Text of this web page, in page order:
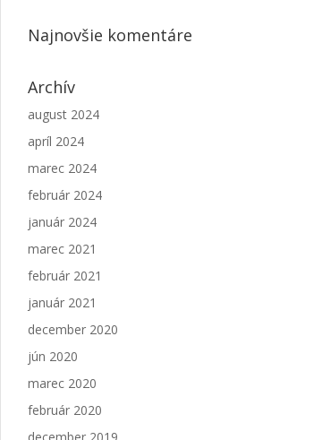
Najnovšie komentáre
Archív
august 2024
apríl 2024
marec 2024
február 2024
január 2024
marec 2021
február 2021
január 2021
december 2020
jún 2020
marec 2020
február 2020